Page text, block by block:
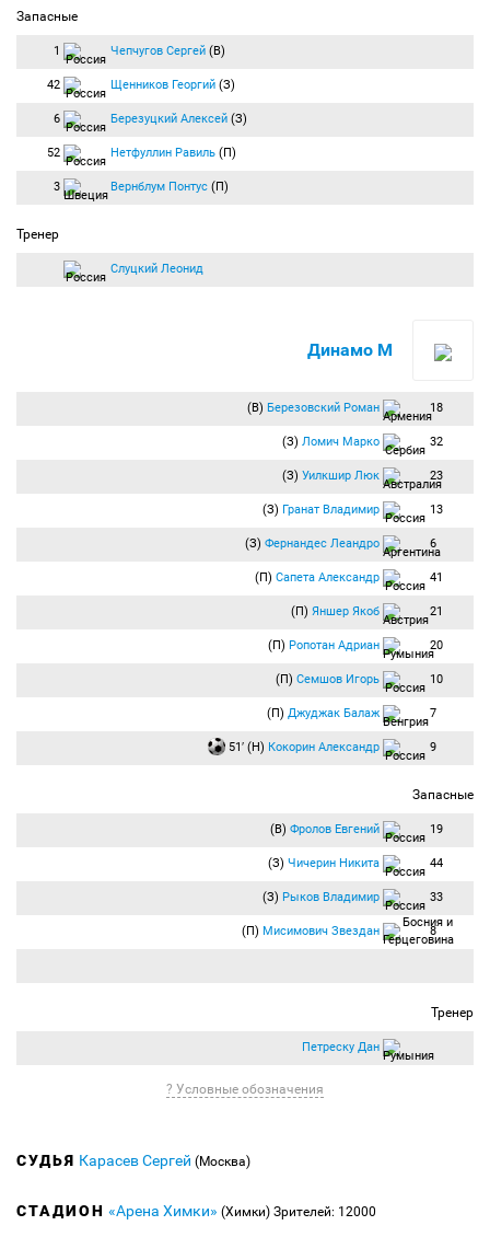
Запасные
1 Чепчугов Сергей (В)
42 Щенников Георгий (З)
6 Березуцкий Алексей (З)
52 Нетфуллин Равиль (П)
3 Вернблум Понтус (П)
Тренер
Слуцкий Леонид
Динамо М
(В) Березовский Роман 18
(З) Ломич Марко 32
(З) Уилкшир Люк 23
(З) Гранат Владимир 13
(З) Фернандес Леандро 6
(П) Сапета Александр 41
(П) Яншер Якоб 21
(П) Ропотан Адриан 20
(П) Семшов Игорь 10
(П) Джуджак Балаж 7
51′ (Н) Кокорин Александр 9
Запасные
(В) Фролов Евгений 19
(З) Чичерин Никита 44
(З) Рыков Владимир 33
(П) Мисимович Звездан 8
Тренер
Петреску Дан
? Условные обозначения
СУДЬЯ Карасев Сергей (Москва)
СТАДИОН «Арена Химки» (Химки) Зрителей: 12000